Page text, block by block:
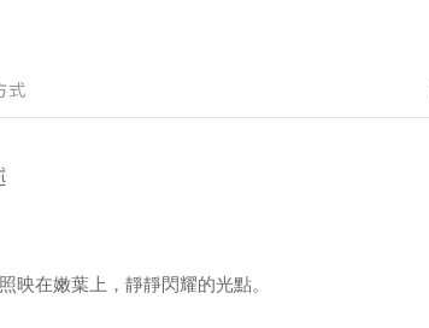
式
映在嫩葉上，靜靜閃耀的光點。